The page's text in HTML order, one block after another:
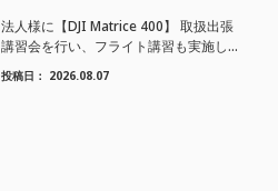
法人様に【DJI Matrice 400】 取扱出張
講習会を行い、フライト講習も実施しま
した。
投稿日： 2026.08.07